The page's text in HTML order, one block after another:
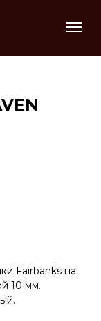
Fairbanks на
10 мм.